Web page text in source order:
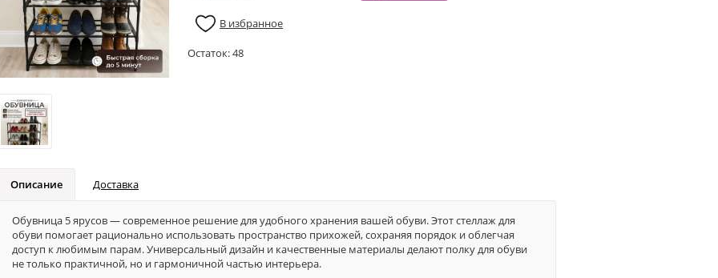
В избранное
Остаток:48
Описание Доставка
Обувница 5 ярусов — современное решение для удобного хранения вашей обуви. Этот стеллаж для
обуви помогает рационально использовать пространство прихожей, сохраняя порядок и облегчая
доступ к любимым парам. Универсальный дизайн и качественные материалы делают полку для обуви
не только практичной, но и гармоничной частью интерьера.